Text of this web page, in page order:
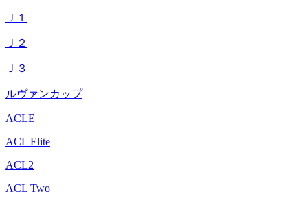
Ｊ１
Ｊ２
Ｊ３
ルヴァンカップ
ACLE
ACL Elite
ACL2
ACL Two